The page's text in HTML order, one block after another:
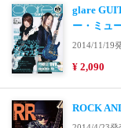
glare
ー・ミュ
2014/11/19
¥ 2,090
ROCK